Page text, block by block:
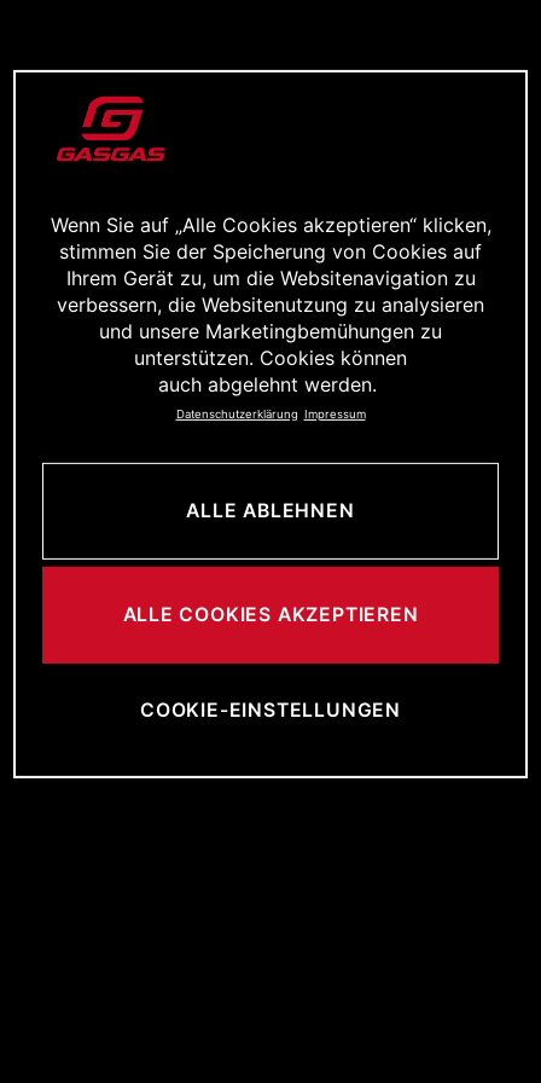
Wenn Sie auf „Alle Cookies akzeptieren“ klicken,
stimmen Sie der Speicherung von Cookies auf
Ihrem Gerät zu, um die Websitenavigation zu
verbessern, die Websitenutzung zu analysieren
und unsere Marketingbemühungen zu
unterstützen. Cookies können
auch abgelehnt werden.
Datenschutzerklärung Impressum
ALLE ABLEHNEN
ALLE COOKIES AKZEPTIEREN
COOKIE-EINSTELLUNGEN